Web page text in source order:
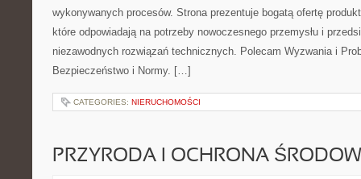
wykonywanych procesów. Strona prezentuje bogatą ofertę
które odpowiadają na potrzeby nowoczesnego przemysłu i
niezawodnych rozwiązań technicznych. Polecam Wyzwania i
Bezpieczeństwo i Normy. […]
CATEGORIES: NIERUCHOMOŚCI
PRZYRODA I OCHRONA